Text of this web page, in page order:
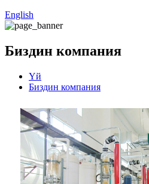
English
Биздин компания
Үй
Биздин компания